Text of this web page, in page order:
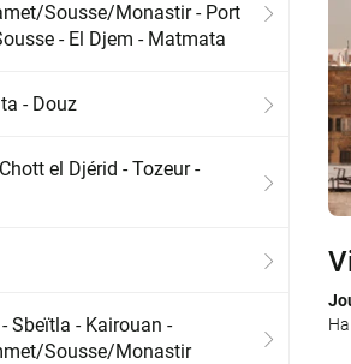
Sousse/Monastir - Port
- El Djem - Matmata
- Douz
el Djérid - Tozeur -
Sbeïtla - Kairouan -
Sousse/Monastir